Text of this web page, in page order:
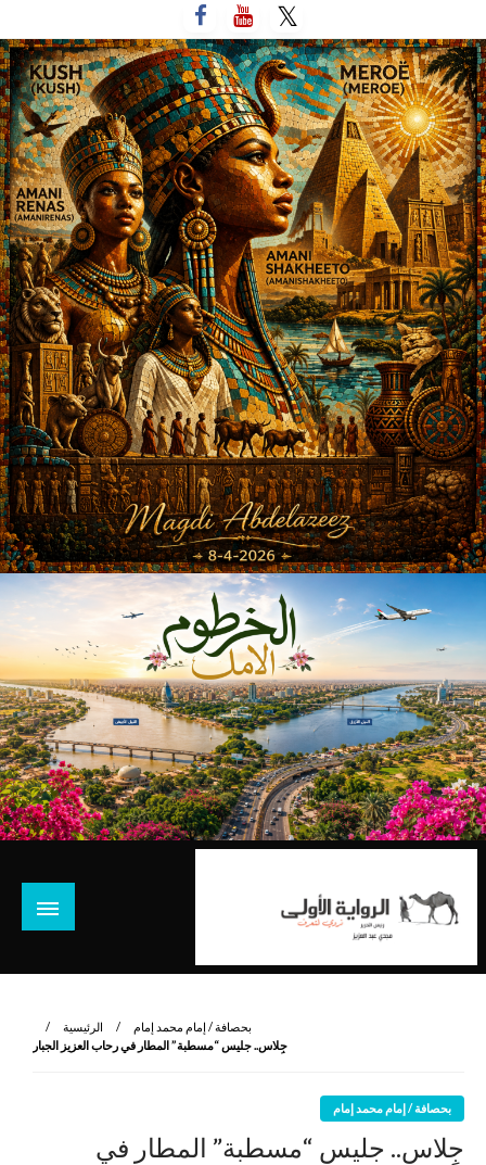
إلى
المحتوى
نروي لتعرف
الرئيسية
بحصافة / إمام محمد إمام
جِلاس.. جليس “مسطبة” المطار في رحاب العزيز الجبار
بحصافة / إمام محمد إمام
جِلاس.. جليس “مسطبة” المطار في